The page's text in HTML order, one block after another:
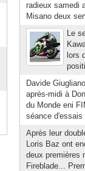
radieux samedi
Misano deux
Le
lors
Davide
après-midi à
du Monde eni
séance
Après leur
Loris Baz ont
deux premières
Fireblade...